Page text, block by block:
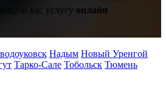
вас услугу онлайн
Надым Новый Уренгой
Тарко-Сале Тобольск Тюмень